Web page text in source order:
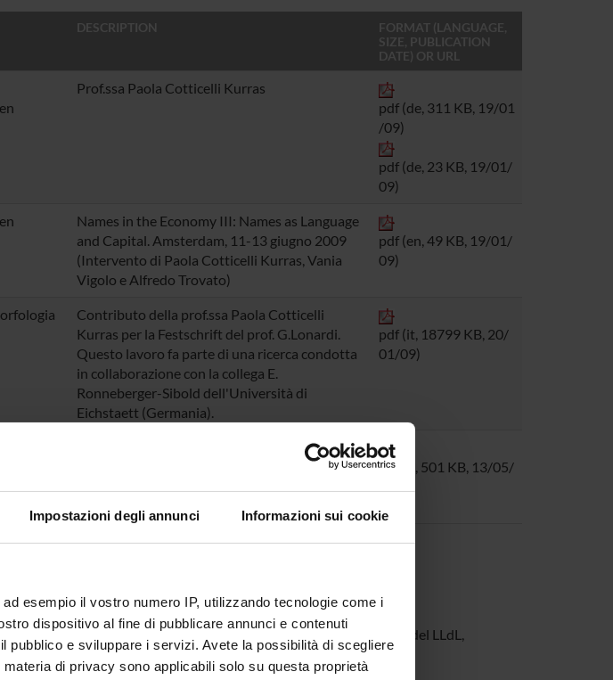
Impostazioni degli annunci Informazioni sui cookie
esempio il vostro numero IP, utilizzando tecnologie come i
dispositivo al fine di pubblicare annunci e contenuti
e sviluppare i servizi. Avete la possibilità di scegliere
di privacy sono applicabili solo su questa proprietà
DESCRIPTION
FORMAT (LANGUAGE,
SIZE, PUBLICATION
DATE) OR URL
Prof.ssa Paola Cotticelli Kurras
pdf (de, 311 KB, 19/01
/09)
pdf (de, 23 KB, 19/01/
09)
Names in the Economy III: Names as Language
and Capital. Amsterdam, 11-13 giugno 2009
(Intervento di Paola Cotticelli Kurras, Vania
Vigolo e Alfredo Trovato)
pdf (en, 49 KB, 19/01/
09)
Contributo della prof.ssa Paola Cotticelli
Kurras per la Festschrift del prof. G.Lonardi.
Questo lavoro fa parte di una ricerca condotta
in collaborazione con la collega E.
Ronneberger-Sibold dell'Università di
Eichstaett (Germania).
pdf (it, 18799 KB, 20/
01/09)
Proceedings of XXII International Congress of
pdf (it, 501 KB, 13/05/
AND SEMINARS
ed i seminari a cui hanno partecipato o parteciperanno i membri del LLdL,
avanti all'interno del LLdL in relazione ai diversi filoni di ricerca.